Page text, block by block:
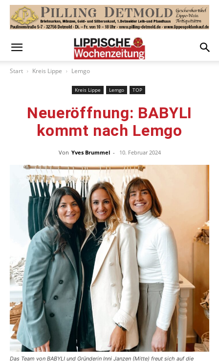
Start Kreis Lippe Lemgo
Kreis Lippe Lemgo TOP
Neueröffnung: BABYLI
kommt nach Lemgo
Von Yves Brummel - 10. Februar 2024
Das Team von BABYLI und Gründerin Inni Janzen (Mitte) freut sich auf die